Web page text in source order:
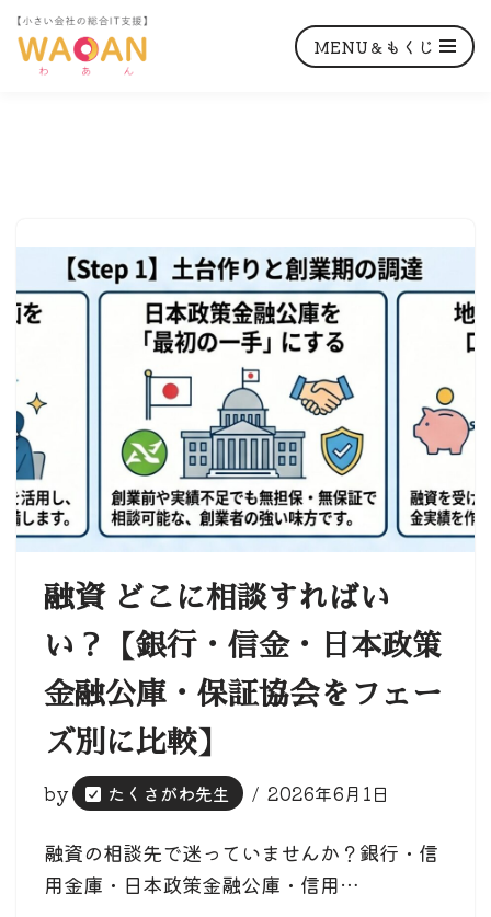
ン
ツ
へ
キ
ッ
プ
MENU＆もくじ
融資 どこに相談すればい
い？【銀行・信金・日本政策
金融公庫・保証協会をフェー
ズ別に比較】
by たくさがわ先生 2026年6月1日
融資の相談先で迷っていませんか？銀行・信
用金庫・日本政策金融公庫・信用…